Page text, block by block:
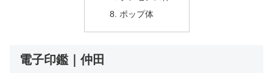
ポップ体
電子印鑑｜仲田